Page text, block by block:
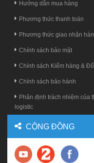
Hướng dẫn mua hàng
Phương thức thanh toán
Phương thức giao nhận
Chính sách bảo mật
Chính sách Kiểm hàng &
Chính sách bảo hành
Phân định trách nhiệm của
logistic
CỘNG ĐỒNG